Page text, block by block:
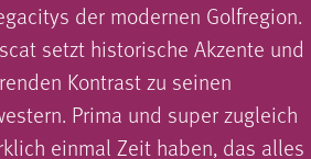
der modernen Golfregion.
setzt historische Akzente und
Kontrast zu seinen
Prima und super zugleich
einmal Zeit haben, das alles